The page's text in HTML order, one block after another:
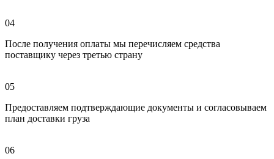
04
После получения оплаты мы перечисляем средства
поставщику через третью страну
05
Предоставляем подтверждающие документы и согласовываем
план доставки груза
06